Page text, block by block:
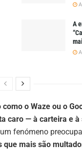
A
o Waze ou o
caro — à carteira e
fenómeno
mais são